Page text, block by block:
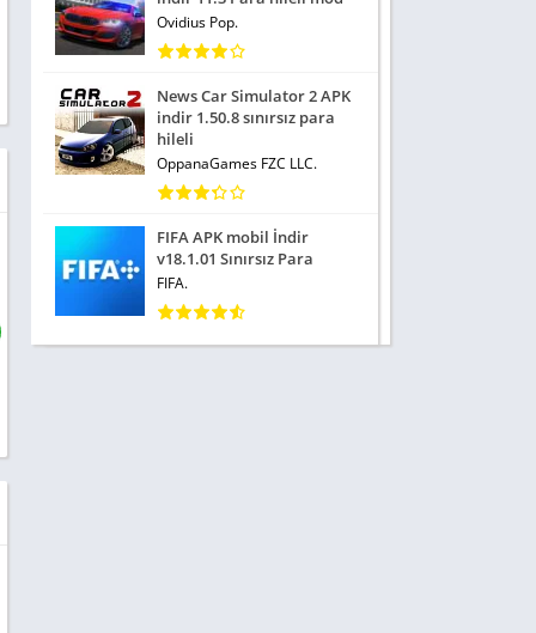
Ovidius Pop.
News Car Simulator 2 APK
indir 1.50.8 sınırsız para
hileli
OppanaGames FZC LLC.
FIFA APK mobil İndir
v18.1.01 Sınırsız Para
FIFA.